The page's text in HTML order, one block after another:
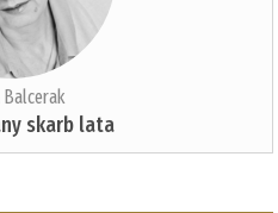
skarb lata